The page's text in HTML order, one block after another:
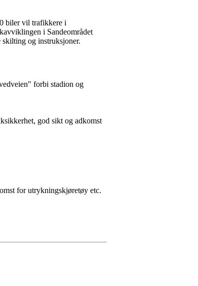
biler vil trafikkere i
i Sandeområdet
og instruksjoner.
forbi stadion og
god sikt og adkomst
for utrykningskjøretøy etc.